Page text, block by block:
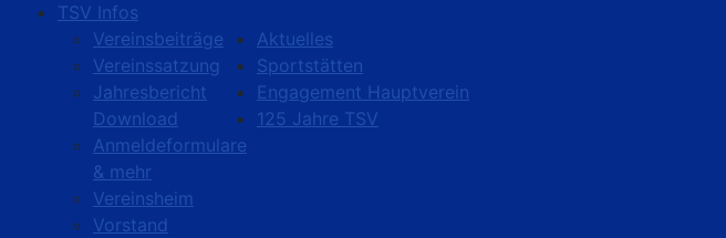
TSV Infos
Vereinsbeiträge
Vereinssatzung
Jahresbericht
Download
Anmeldeformulare
& mehr
Vereinsheim
Vorstand
Aktuelles
Sportstätten
Engagement Hauptverein
125 Jahre TSV